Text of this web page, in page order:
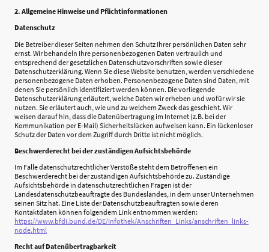
2. Allgemeine Hinweise und Pflichtinformationen
Datenschutz
Die Betreiber dieser Seiten nehmen den Schutz Ihrer persönlichen Daten sehr
ernst. Wir behandeln Ihre personenbezogenen Daten vertraulich und
entsprechend der gesetzlichen Datenschutzvorschriften sowie dieser
Datenschutzerklärung. Wenn Sie diese Website benutzen, werden verschiedene
personenbezogene Daten erhoben. Personenbezogene Daten sind Daten, mit
denen Sie persönlich identifiziert werden können. Die vorliegende
Datenschutzerklärung erläutert, welche Daten wir erheben und wofür wir sie
nutzen. Sie erläutert auch, wie und zu welchem Zweck das geschieht. Wir
weisen darauf hin, dass die Datenübertragung im Internet (z.B. bei der
Kommunikation per E-Mail) Sicherheitslücken aufweisen kann. Ein lückenloser
Schutz der Daten vor dem Zugriff durch Dritte ist nicht möglich.
Beschwerderecht bei der zuständigen Aufsichtsbehörde
Im Falle datenschutzrechtlicher Verstöße steht dem Betroffenen ein
Beschwerderecht bei der zuständigen Aufsichtsbehörde zu. Zuständige
Aufsichtsbehörde in datenschutzrechtlichen Fragen ist der
Landesdatenschutzbeauftragte des Bundeslandes, in dem unser Unternehmen
seinen Sitz hat. Eine Liste der Datenschutzbeauftragten sowie deren
Kontaktdaten können folgendem Link entnommen werden:
https://www.bfdi.bund.de/DE/Infothek/Anschriften_Links/anschriften_links-
node.html
Recht auf Datenübertragbarkeit